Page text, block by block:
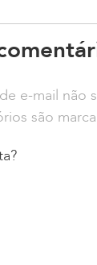
e-mail não
são